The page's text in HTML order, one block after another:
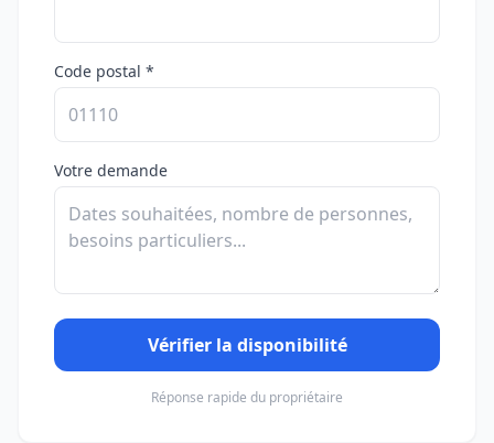
Code postal *
Votre demande
Vérifier la disponibilité
Réponse rapide du propriétaire